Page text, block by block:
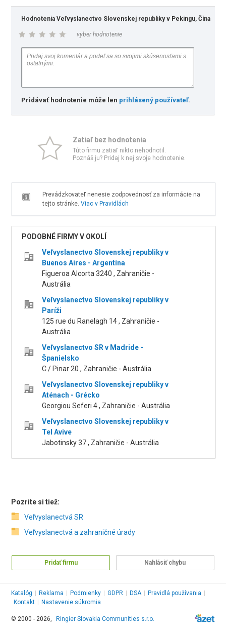
Hodnotenia Veľvyslanectvo Slovenskej republiky v Pekingu, Čína
vyber hodnotenie
Pridávať hodnotenie môže len prihlásený používateľ.
Zatiaľ bez hodnotenia
Túto firmu zatiaľ nikto nehodnotil.
Poznáš ju? Pridaj k nej svoje hodnotenie.
Prevádzkovateľ nenesie zodpovednosť za informácie na
tejto stránke. Viac v Pravidlách
PODOBNÉ FIRMY V OKOLÍ
Veľvyslanectvo Slovenskej republiky v
Buenos Aires - Argentína
Figueroa Alcorta 3240 , Zahraničie -
Austrália
Veľvyslanectvo Slovenskej republiky v
Paríži
125 rue du Ranelagh 14 , Zahraničie -
Austrália
Veľvyslanectvo SR v Madride -
Španielsko
C / Pinar 20 , Zahraničie - Austrália
Veľvyslanectvo Slovenskej republiky v
Aténach - Grécko
Georgiou Seferi 4 , Zahraničie - Austrália
Veľvyslanectvo Slovenskej republiky v
Tel Avive
Jabotinsky 37 , Zahraničie - Austrália
Pozrite si tiež:
Veľvyslanectvá SR
Veľvyslanectvá a zahraničné úrady
Pridať firmu Nahlásiť chybu
Katalóg Reklama Podmienky GDPR DSA Pravidlá používania
Kontakt
Nastavenie súkromia
© 2000 - 2026, Ringier Slovakia Communities s.r.o.